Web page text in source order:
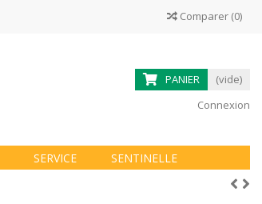
Comparer (0)
PANIER
(vide)
Connexion
SERVICE SENTINELLE